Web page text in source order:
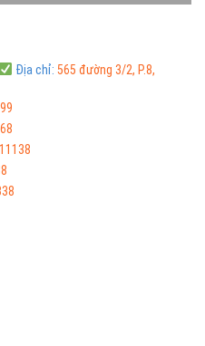
Địa chỉ: 565 đường 3/2, P.8,